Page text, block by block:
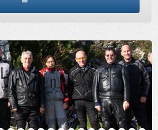
CLUBINFO
TERMINE
ACCESSORIES